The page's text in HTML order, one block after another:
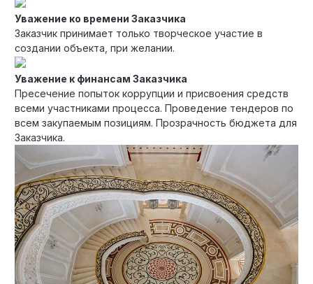
Уважение ко времени Заказчика
Заказчик принимает только творческое участие в
создании объекта, при желании.
Уважение к финансам Заказчика
Пресечение попыток коррупции и присвоения средств
всеми участниками процесса. Проведение тендеров по
всем закупаемым позициям. Прозрачность бюджета для
Заказчика.